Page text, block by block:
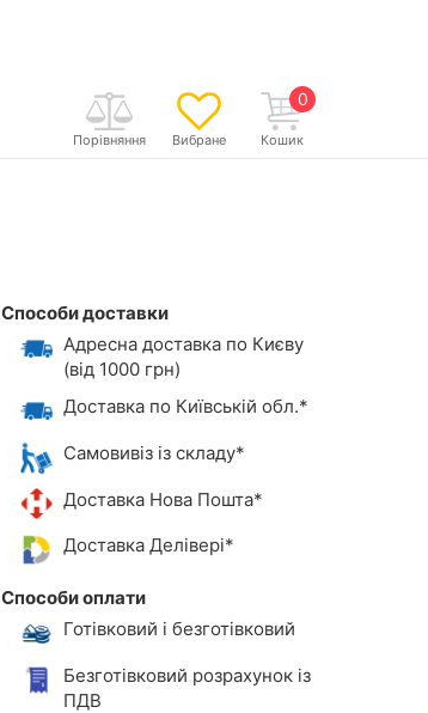
0
Кошик
Вибране
Порівняння
Способи доставки
Адресна доставка по Києву
(від 1000 грн)
Доставка по Київській обл.*
Самовивіз із складу*
Доставка Нова Пошта*
Доставка Делівері*
Способи оплати
Готівковий і безготівковий
Безготівковий розрахунок із
ПДВ